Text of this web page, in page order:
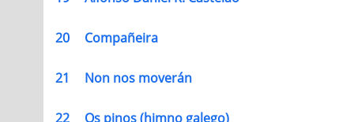
20 Compañeira
21 Non nos moverán
22 Os pinos (himno galego)